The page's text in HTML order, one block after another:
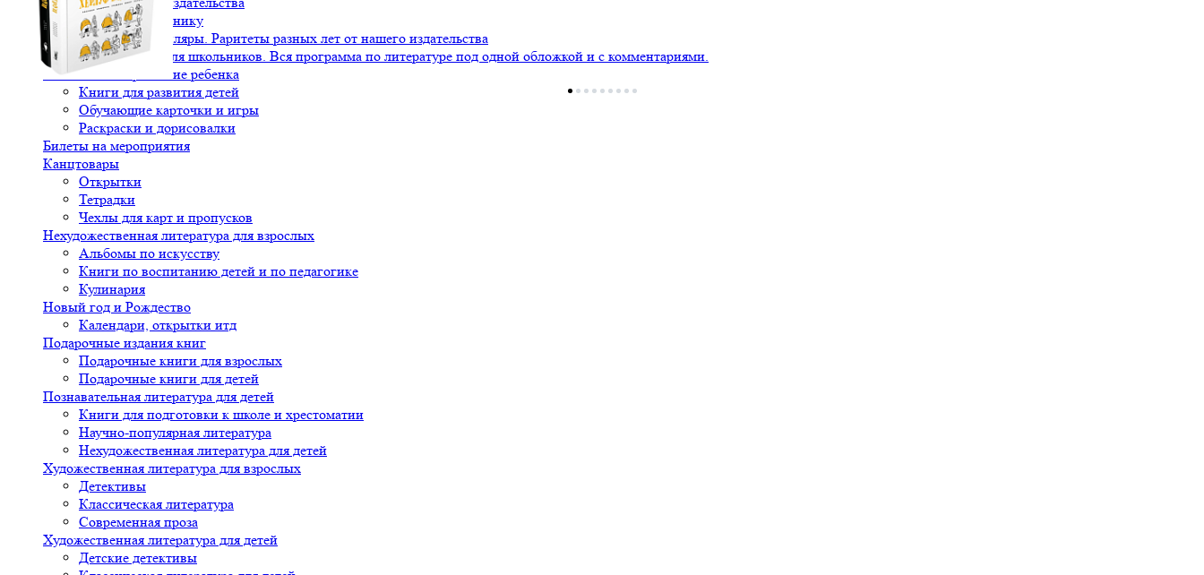
Подарок школьнику
Ценные экземпляры. Раритеты разных лет от нашего издательства
Хрестоматии для школьников. Вся программа по литературе под одной обложкой и с комментариями.
Воспитание и развитие ребенка
Книги для развития детей
Обучающие карточки и игры
Раскраски и дорисовалки
Билеты на мероприятия
Канцтовары
Открытки
Тетрадки
Чехлы для карт и пропусков
Нехудожественная литература для взрослых
Альбомы по искусству
Книги по воспитанию детей и по педагогике
Кулинария
Новый год и Рождество
Календари, открытки итд
Подарочные издания книг
Подарочные книги для взрослых
Подарочные книги для детей
Познавательная литература для детей
Книги для подготовки к школе и хрестоматии
Научно-популярная литература
Нехудожественная литература для детей
Художественная литература для взрослых
Детективы
Классическая литература
Современная проза
Художественная литература для детей
Детские детективы